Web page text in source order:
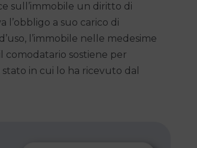
sull’immobile un diritto di
l’obbligo a suo carico di
l’immobile nelle medesime
comodatario sostiene per
in cui lo ha ricevuto dal